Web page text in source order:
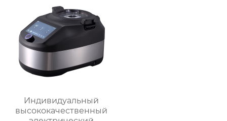
Индивидуальный
высококачественный